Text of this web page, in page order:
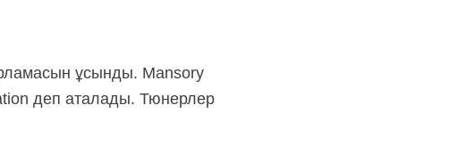
ұсынды. Mansory
деп аталады. Тюнерлер